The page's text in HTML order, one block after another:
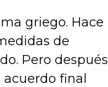
griego. Hace
de
Pero después
final